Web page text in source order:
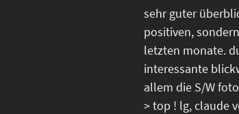
sehr guter
positiven,
letzten monate.
interessante
allem die S/W
> top ! lg, claude